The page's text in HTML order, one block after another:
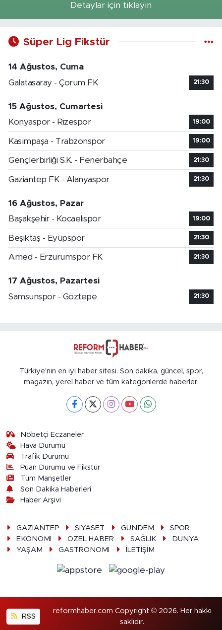
Detaylar için tıklayın
Süper Lig Fikstür
14 Ağustos, Cuma
Galatasaray - Çorum FK
21:30
15 Ağustos, Cumartesi
Konyaspor - Rizespor
19:00
Kasımpaşa - Trabzonspor 19:00
Gençlerbirliği S.K. - Fenerbahçe 21:30
Gaziantep FK - Alanyaspor 21:30
16 Ağustos, Pazar
Başakşehir - Kocaelispor
19:00
Beşiktaş - Eyüpspor 21:30
Amed - Erzurumspor FK 21:30
17 Ağustos, Pazartesi
Samsunspor - Göztepe
21:30
Türkiye'nin en iyi haber sitesi. Son dakika, güncel, spor,
magazin, yerel haber ve tüm kategorilerde haberler.
Nöbetçi Eczaneler
Hava Durumu
Trafik Durumu
Puan Durumu ve Fikstür
Tüm Manşetler
Son Dakika Haberleri
Haber Arşivi
GAZİANTEP SİYASET GÜNDEM
SPOR
EKONOMİ
ÖZEL HABER SAĞLIK
DÜNYA
YAŞAM
GASTRONOMİ İLETİŞİM
RSS
reformhaber.com Copyright © 2026. Her hakkı
saklıdır.